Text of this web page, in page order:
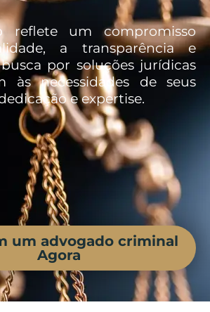
reflete um compromisso
a transparência e
por soluções jurídicas
às necessidades de seus
e expertise.
um advogado criminal
Agora